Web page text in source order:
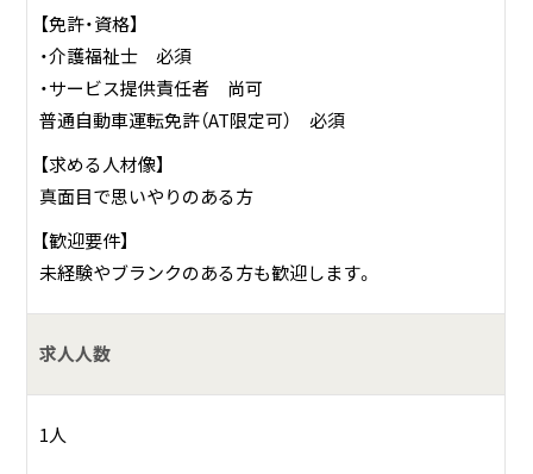
【免許・資格】
・介護福祉士 必須
・サービス提供責任者 尚可
普通自動車運転免許（AT限定可） 必須
【求める人材像】
真面目で思いやりのある方
【歓迎要件】
未経験やブランクのある方も歓迎します。
求人人数
1人